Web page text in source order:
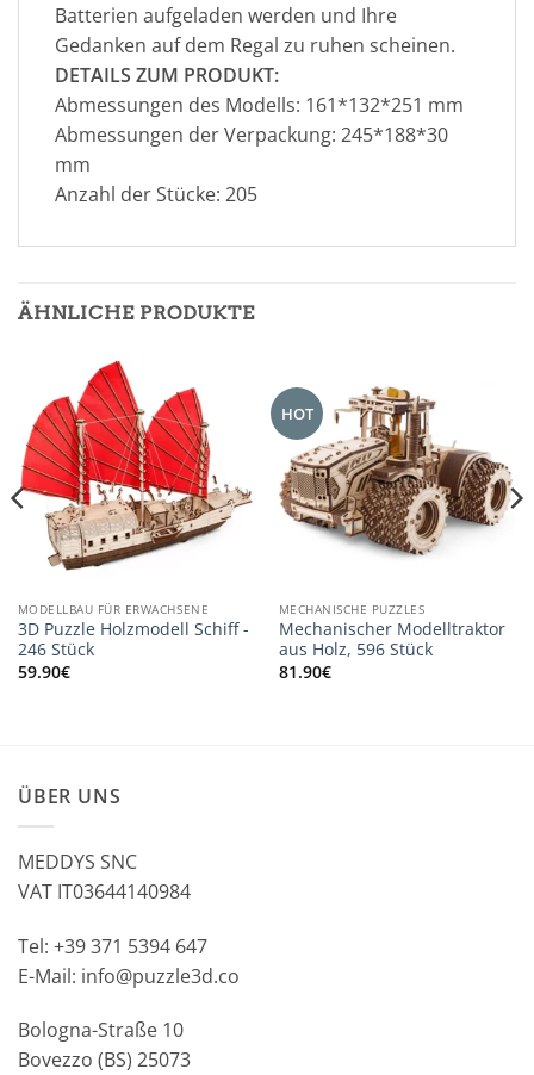
Batterien aufgeladen werden und Ihre
Gedanken auf dem Regal zu ruhen scheinen.
DETAILS ZUM PRODUKT:
Abmessungen des Modells: 161*132*251 mm
Abmessungen der Verpackung: 245*188*30
mm
Anzahl der Stücke: 205
ÄHNLICHE PRODUKTE
MODELLBAU FÜR ERWACHSENE
3D Puzzle Holzmodell Schiff -
246 Stück
59.90€
HOT
MECHANISCHE PUZZLES
Mechanischer Modelltraktor
aus Holz, 596 Stück
81.90€
ÜBER UNS
MEDDYS SNC
VAT IT03644140984
Tel: +39 371 5394 647
E-Mail: info@puzzle3d.co
Bologna-Straße 10
Bovezzo (BS) 25073